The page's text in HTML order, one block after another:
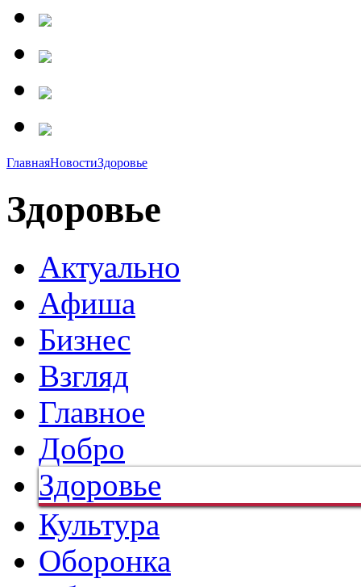
ГлавнаяНовостиЗдоровье
Здоровье
Актуально
Афиша
Бизнес
Взгляд
Главное
Добро
Здоровье
Культура
Оборонка